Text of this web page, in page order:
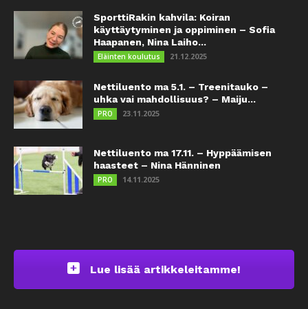
SporttiRakin kahvila: Koiran
käyttäytyminen ja oppiminen – Sofia
Haapanen, Nina Laiho...
Eläinten koulutus 21.12.2025
Nettiluento ma 5.1. – Treenitauko –
uhka vai mahdollisuus? – Maiju...
PRO 23.11.2025
Nettiluento ma 17.11. – Hyppäämisen
haasteet – Nina Hänninen
PRO 14.11.2025
Lue lisää artikkeleitamme!